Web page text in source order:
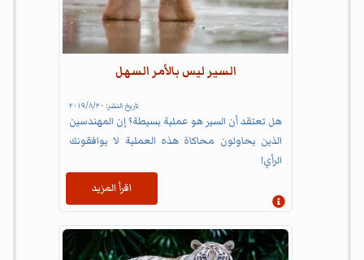
السير ليس بالأمر السهل
تاريخ النشر: ٢٠‏/٨‏/٢٠١٩
هل تعتقد أن السير هو عملية بسيطة؟ إن المهندسين
الذين يحاولون محاكاة هذه العملية لا يوافقونك
الرأي!
إظهار المعلومات
اقرأ المزيد